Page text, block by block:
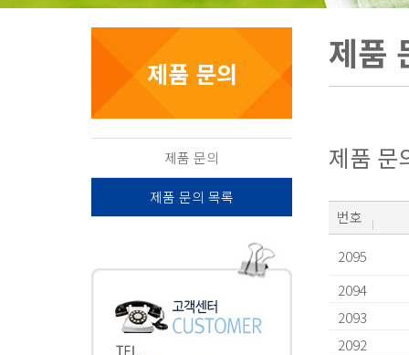
제품 문의
제품 문의
제품 문의 목록
제품
제품 문
번호
2095
2094
2093
2092